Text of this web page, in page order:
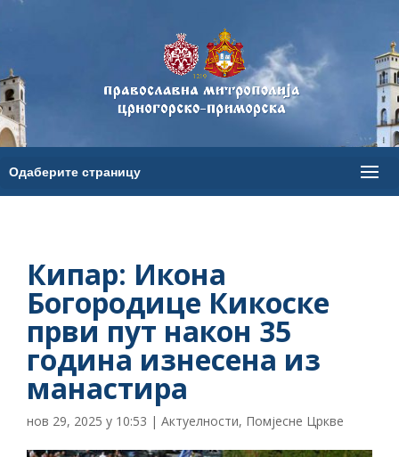
Кипар: Икона
Богородице Кикоске
први пут након 35
година изнесена из
манастира
нов 29, 2025 у 10:53 | Актуелности, Помјесне Цркве